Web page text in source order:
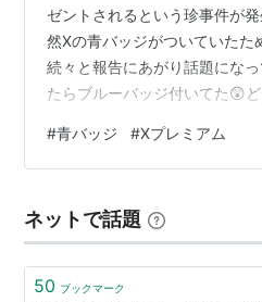
ゼントされるという珍事件が
然Xの青バッジがついていたた
続々と報告にあがり話題にな
たらブルーバッジ付いてた😲
英美里 (@Emiryun) July 6,
有料サブスクは誰にでも送れ
だサブスクライブされていな
レゼントマークのアイコンが
#青バッジ #Xプレミアム
ネットで話題
50 ブックマーク